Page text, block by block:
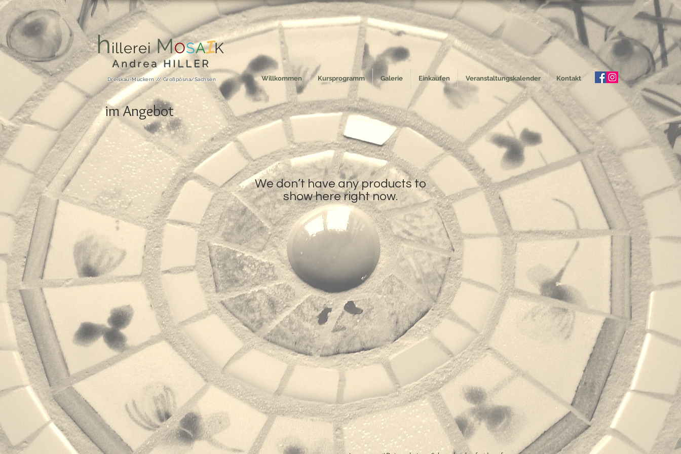
hillerei MOSAIK
Andrea HILLER
Dreiskau-Muckern // Großpösna/Sachsen Willkommen Kursprogramm Galerie Einkaufen Veranstaltungskalender Kontakt
im Angebot
We don’t have any products to
show here right now.